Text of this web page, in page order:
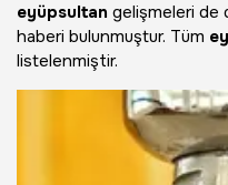
eyüpsultan gelişmeleri de
haberi bulunmuştur. Tüm
listelenmiştir.